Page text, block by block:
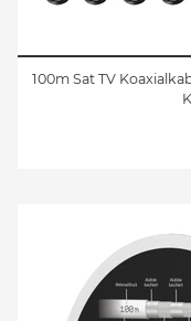
100m Sat TV